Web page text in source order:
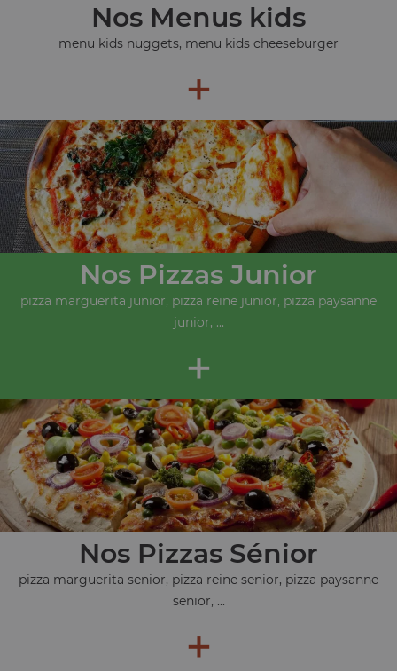
Nos Menus kids
menu kids nuggets, menu kids cheeseburger
+
Nos Pizzas Junior
pizza marguerita junior, pizza reine junior, pizza paysanne
junior, ...
+
Nos Pizzas Sénior
pizza marguerita senior, pizza reine senior, pizza paysanne
senior, ...
+